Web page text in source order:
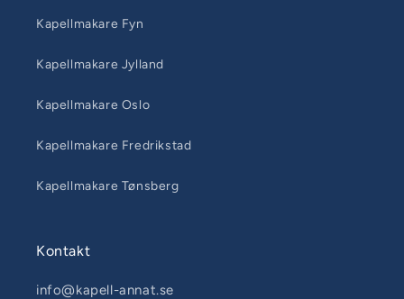
Kapellmakare Fyn
Kapellmakare Jylland
Kapellmakare Oslo
Kapellmakare Fredrikstad
Kapellmakare Tønsberg
Kontakt
info@kapell-annat.se